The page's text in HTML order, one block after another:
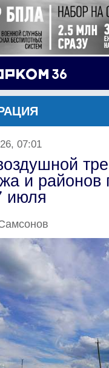
07:01
и районов
июля